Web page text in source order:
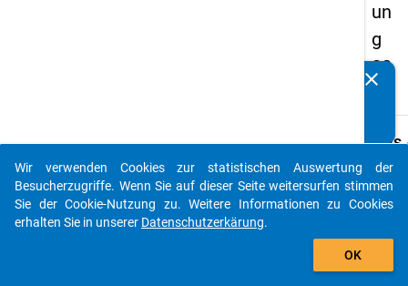
un
g
20
Details
C13
clear
auto_stories
add_shopping_cart
Wir verwenden Cookies zur statistischen Auswertung der
Besucherzugriffe. Wenn Sie auf dieser Seite weitersurfen stimmen
Sie der Cookie-Nutzung zu. Weitere Informationen zu Cookies
erhalten Sie in unserer Datenschutzerkärung.
OK